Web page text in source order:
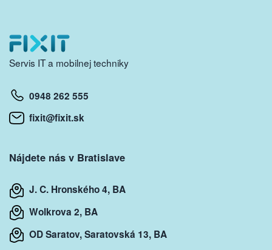
Servis IT a mobilnej techniky
0948 262 555
fixit@fixit.sk
Nájdete nás v Bratislave
J. C. Hronského 4, BA
Wolkrova 2, BA
OD Saratov, Saratovská 13, BA